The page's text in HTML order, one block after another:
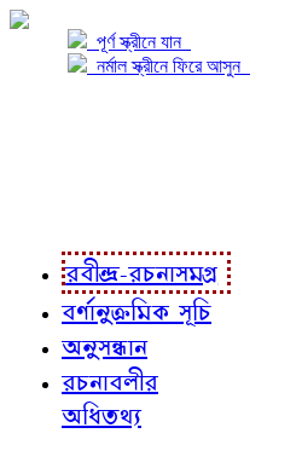
পূর্ণ স্ক্রীনে যান
নর্মাল স্ক্রীনে ফিরে আসুন
রবীন্দ্র-রচনাসমগ্র
বর্ণানুক্রমিক সূচি
অনুসন্ধান
রচনাবলীর
অধিতথ্য